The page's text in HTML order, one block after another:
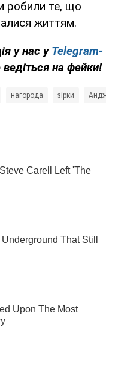
робили те, що
життям.
у нас у Telegram-
на фейки!
нагорода зірки